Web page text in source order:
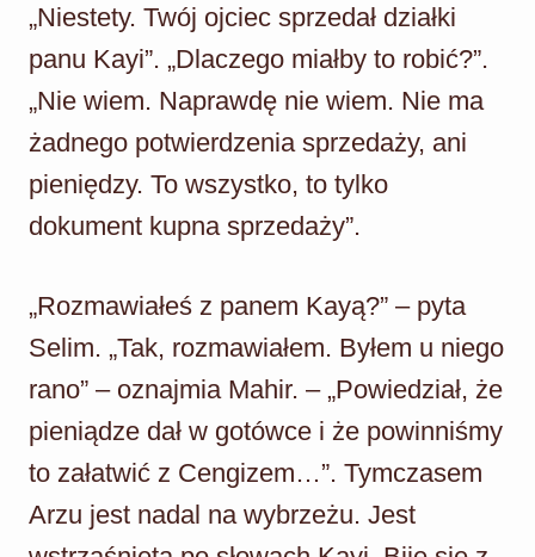
„Niestety. Twój ojciec sprzedał działki
panu Kayi”. „Dlaczego miałby to robić?”.
„Nie wiem. Naprawdę nie wiem. Nie ma
żadnego potwierdzenia sprzedaży, ani
pieniędzy. To wszystko, to tylko
dokument kupna sprzedaży”.
„Rozmawiałeś z panem Kayą?” – pyta
Selim. „Tak, rozmawiałem. Byłem u niego
rano” – oznajmia Mahir. – „Powiedział, że
pieniądze dał w gotówce i że powinniśmy
to załatwić z Cengizem…”. Tymczasem
Arzu jest nadal na wybrzeżu. Jest